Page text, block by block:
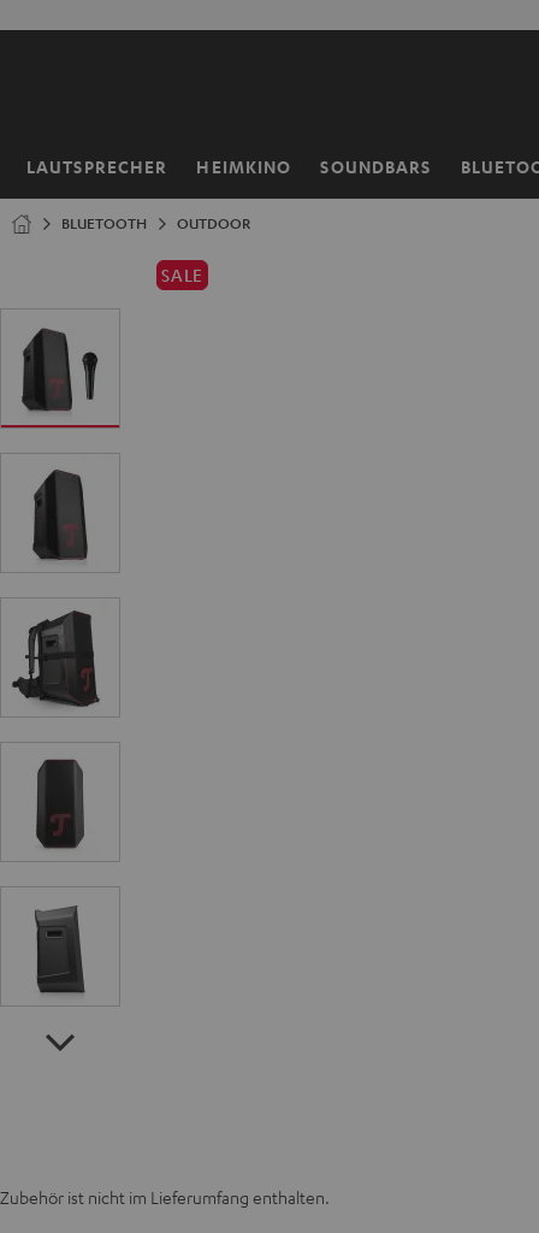
LAUTSPRECHER HEIMKINO SOUNDBARS
Startseite
BLUETOOTH OUTDOOR
SALE
Zubehör ist nicht im Lieferumfang enthalten.